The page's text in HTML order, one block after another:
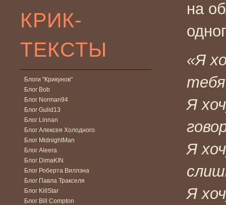
КРИК-
ТЕКСТЫ
Блоги "Крикунов"
Блог Bob
Блог Norman94
Блог Gulid13
Блог Linnan
Блог Алексея Холодного
Блог MidnightMan
Блог Aleera
Блог DimaKIN
Блог Роберта Виллэна
Блог Павла Тракселя
Блог KillStar
Блог Bill Compton
на
«Я
Я
Я
Я